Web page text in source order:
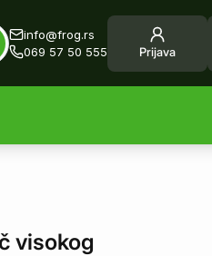
info@frog.rs
069 57 50 555
Prijava
visokog